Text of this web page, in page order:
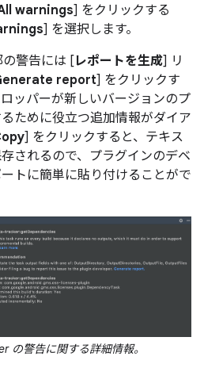
warnings] をクリックする
] を選択します。
警告には [ レポートを生成] リ
report] をクリックす
ッパーが新しいバージョンのプ
ために役立つ追加情報がダイア
] をクリックすると、テキス
されるので、プラグインのデベ
トに簡単に貼り付けることがで
の警告に関する詳細情報。